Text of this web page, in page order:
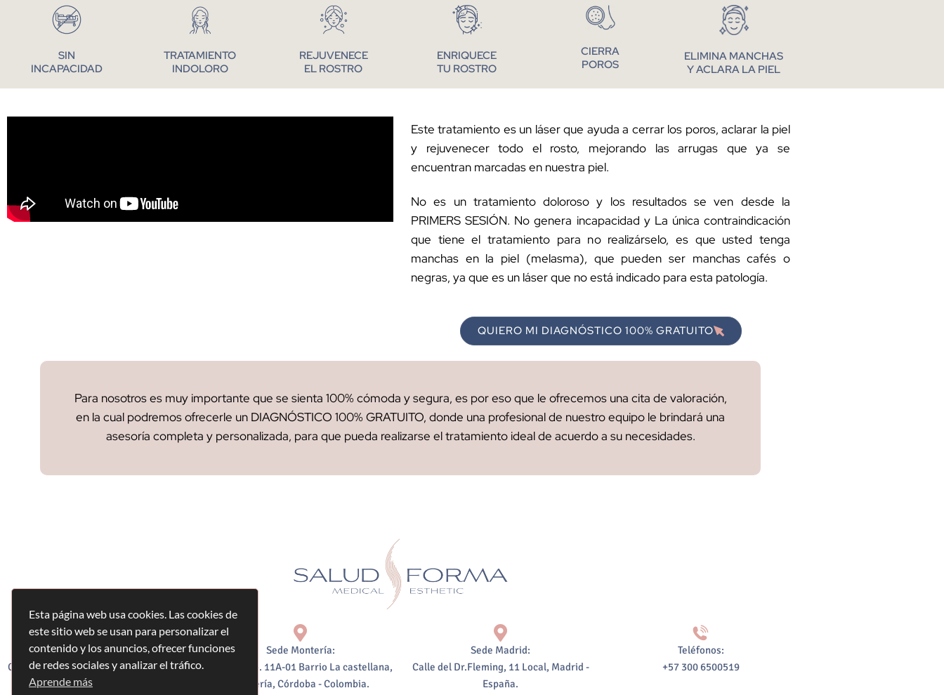
Esta página web usa cookies. Las cookies de
este sitio web se usan para personalizar el
contenido y los anuncios, ofrecer funciones
de redes sociales y analizar el tráfico.
Aprende más
SIN
INCAPACIDAD
TRATAMIENTO
INDOLORO
REJUVENECE
EL ROSTRO
ENRIQUECE
TU ROSTRO
CIERRA
POROS
ELIMINA MANCHAS
Y ACLARA LA PIEL
Este tratamiento es un láser que ayuda a cerrar los poros, aclarar la piel
y rejuvenecer todo el rosto, mejorando las arrugas que ya se
encuentran marcadas en nuestra piel.
No es un tratamiento doloroso y los resultados se ven desde la
PRIMERS SESIÓN. No genera incapacidad y La única contraindicación
que tiene el tratamiento para no realizárselo, es que usted tenga
manchas en la piel (melasma), que pueden ser manchas cafés o
negras, ya que es un láser que no está indicado para esta patología.
QUIERO MI DIAGNÓSTICO 100% GRATUITO
Para nosotros es muy importante que se sienta 100% cómoda y segura, es por eso que le ofrecemos una cita de valoración,
en la cual podremos ofrecerle un DIAGNÓSTICO 100% GRATUITO, donde una profesional de nuestro equipo le brindará una
asesoría completa y personalizada, para que pueda realizarse el tratamiento ideal de acuerdo a su necesidades.
Sede Bogotá:
Calle 127#14-54 Consultorio 517 Edificio
Gradeco Business Plaza, Bogotá,
Sede Montería:
Calle 60 No. 11A-01 Barrio La castellana,
Montería, Córdoba - Colombia.
Sede Madrid:
Calle del Dr.Fleming, 11 Local, Madrid -
España.
Teléfonos:
+57 300 6500519